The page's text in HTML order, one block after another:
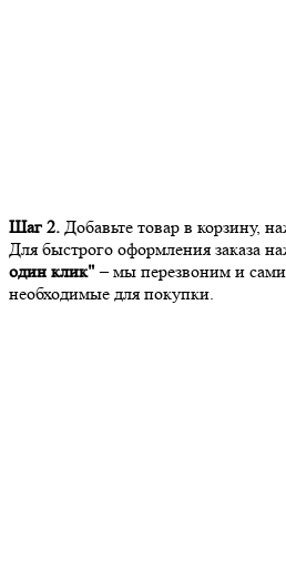
Шаг 2. Добавьте товар в корзину,
Для быстрого оформления заказа
один клик" – мы перезвоним и
необходимые для покупки.